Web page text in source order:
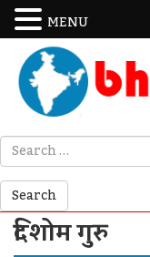
दिशोम गुरु
MENU